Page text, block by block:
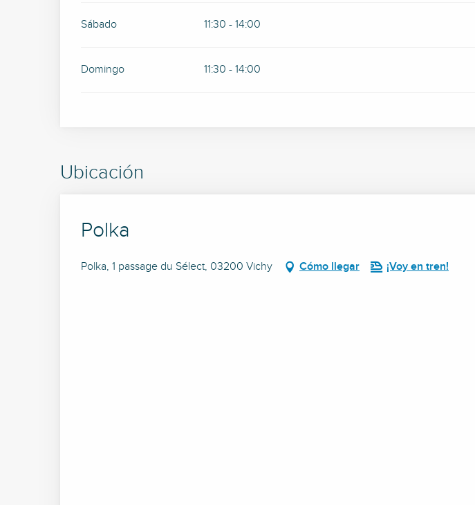
Sábado 11:30 - 14:00
Domingo 11:30 - 14:00
Ubicación
Polka
Polka, 1 passage du Sélect, 03200 Vichy Cómo llegar ¡Voy en tren!